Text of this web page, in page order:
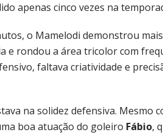
apenas cinco vezes na
o Mamelodi demonstrou
e rondou a área tricolor com
faltava criatividade e
na solidez defensiva. Mesmo
boa atuação do goleiro Fábio,